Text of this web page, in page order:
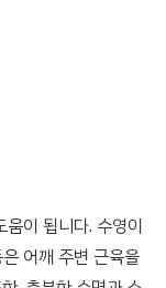
이 됩니다. 수영이
어깨 주변 근육을